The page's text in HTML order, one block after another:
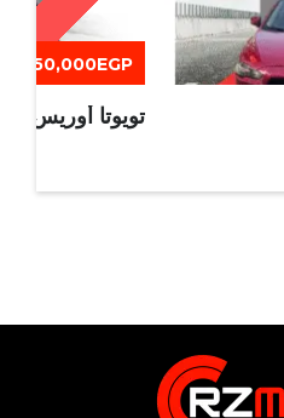
550,000EGP
تويوتا أوريس 2013